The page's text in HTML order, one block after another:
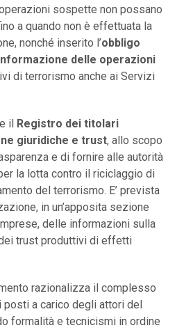
sospette non possano
a quando non è effettuata la
nonché inserito l’obbligo
delle operazioni
di terrorismo anche ai Servizi
il Registro dei titolari
giuridiche e trust, allo scopo
e di fornire alle autorità
la lotta contro il riciclaggio di
del terrorismo. E’ prevista
in un’apposita sezione
delle informazioni sulla
trust produttivi di effetti
razionalizza il complesso
posti a carico degli attori del
formalità e tecnicismi in ordine